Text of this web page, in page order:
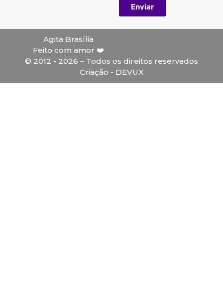
Enviar
Agita Brasília
Feito com amor ❤️
© 2012 - 2026 – Todos os direitos reservados
Criação - DEVUX